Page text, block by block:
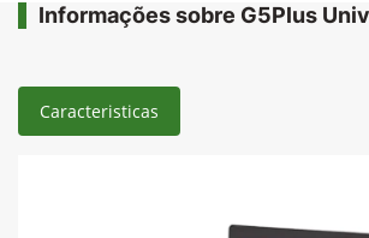
Informações sobre G5Plus
Caracteristicas